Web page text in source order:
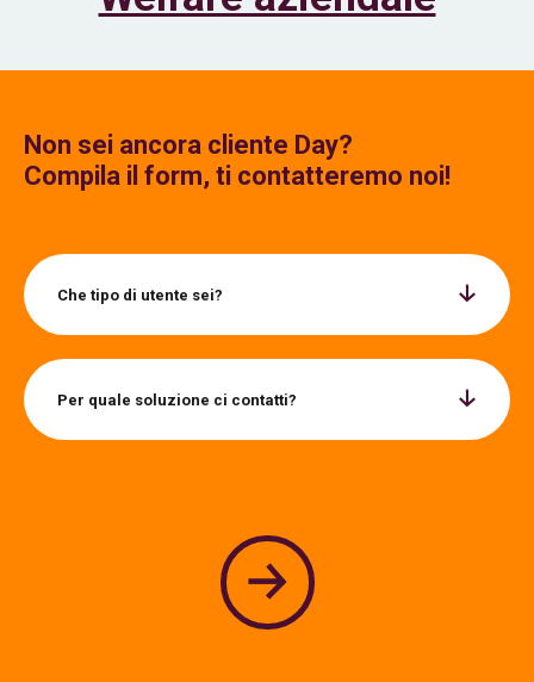
Non sei ancora cliente Day?
Compila il form, ti contatteremo noi!
Che tipo di utente sei?
Per quale soluzione ci contatti?